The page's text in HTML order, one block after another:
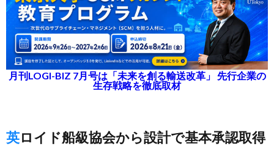
月刊LOGI-BIZ 7月号は「未来を創る輸送改革」 先行企業の
生存戦略を徹底取材
英ロイド船級協会から設計で基本承認取得